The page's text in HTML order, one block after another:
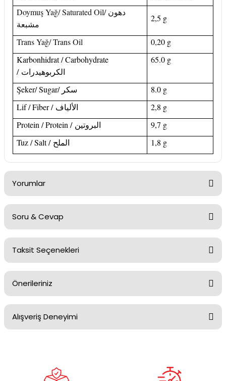
Doymuş Yağ/Saturated Oil/دهون
مشبعة
2,5 g
Trans Yağ/Trans Oil
0,20 g
Karbonhidrat / Carbohydrate
/ الكربوهيدرات
65.0 g
Şeker/ Sugar/ سكر
8.0 g
Lif / Fiber / الألياف
2,8 g
Protein / Protein / البروتين
9,7 g
Tuz / Salt / الملح 1,8 g
Yorumlar
Yorum Yaz
Soru & Cevap
Soru Sor
Taksit Seçenekleri
Önerileriniz
Bu ürünün fiyat bilgisi, resim, ürün açıklamalarında ve diğer
konularda yetersiz gördüğünüz noktaları öneri formunu
Ürün resmi kalitesiz, bozuk veya görüntülenemiyor.
Alışveriş Deneyimi